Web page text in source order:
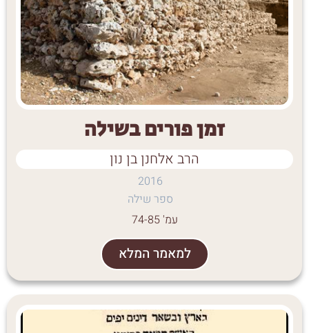
זמן פורים בשילה
הרב אלחנן בן נון
2016
ספר שילה
עמ' 74-85
למאמר המלא